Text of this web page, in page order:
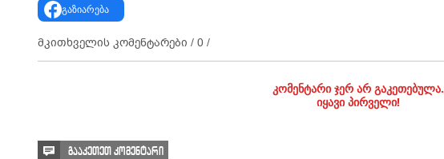
გაზიარება
მკითხველის კომენტარები / 0 /
კომენტარი ჯერ არ გაკეთებულა.
იყავი პირველი!
გააკეთეთ კომენტარი